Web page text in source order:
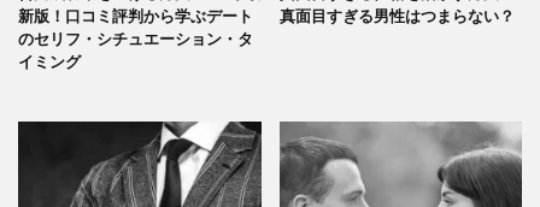
新版！口コミ評判から学ぶデート
のセリフ・シチュエーション・タ
イミング
真面目すぎる男性はつまらない？